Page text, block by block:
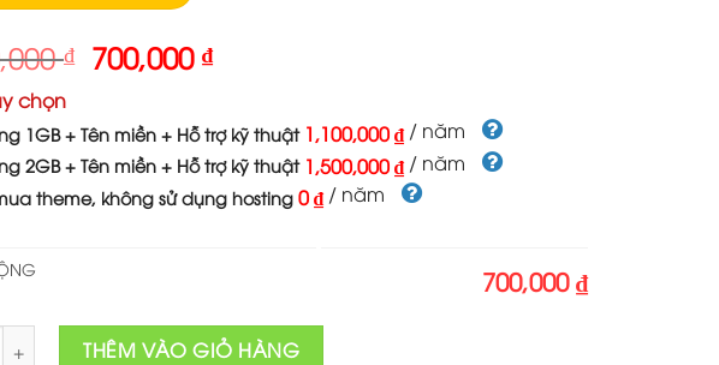
₫ 700,000₫
chọn
1GB + Tên miền + Hỗ trợ kỹ thuật 1,100,000 ₫ / năm
2GB + Tên miền + Hỗ trợ kỹ thuật 1,500,000 ₫ / năm
theme, không sử dụng hosting 0 ₫ / năm
700,000 ₫
Flatsome bán giày nữ số lượng
THÊM VÀO GIỎ HÀNG